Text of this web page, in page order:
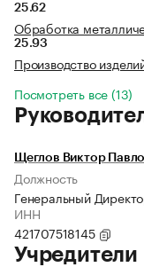
25.62
Обработка
25.93
Производство
Посмотреть все (13)
Щеглов Виктор
Должность
Генеральный
ИНН
421707518145
Учредители